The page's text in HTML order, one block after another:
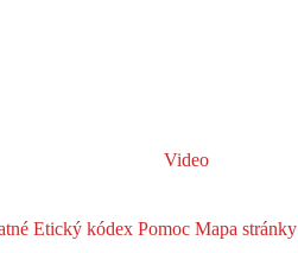
Video
Etický kódex Pomoc Mapa stránky